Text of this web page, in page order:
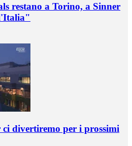
restano a Torino, a Sinner
divertiremo per i prossimi